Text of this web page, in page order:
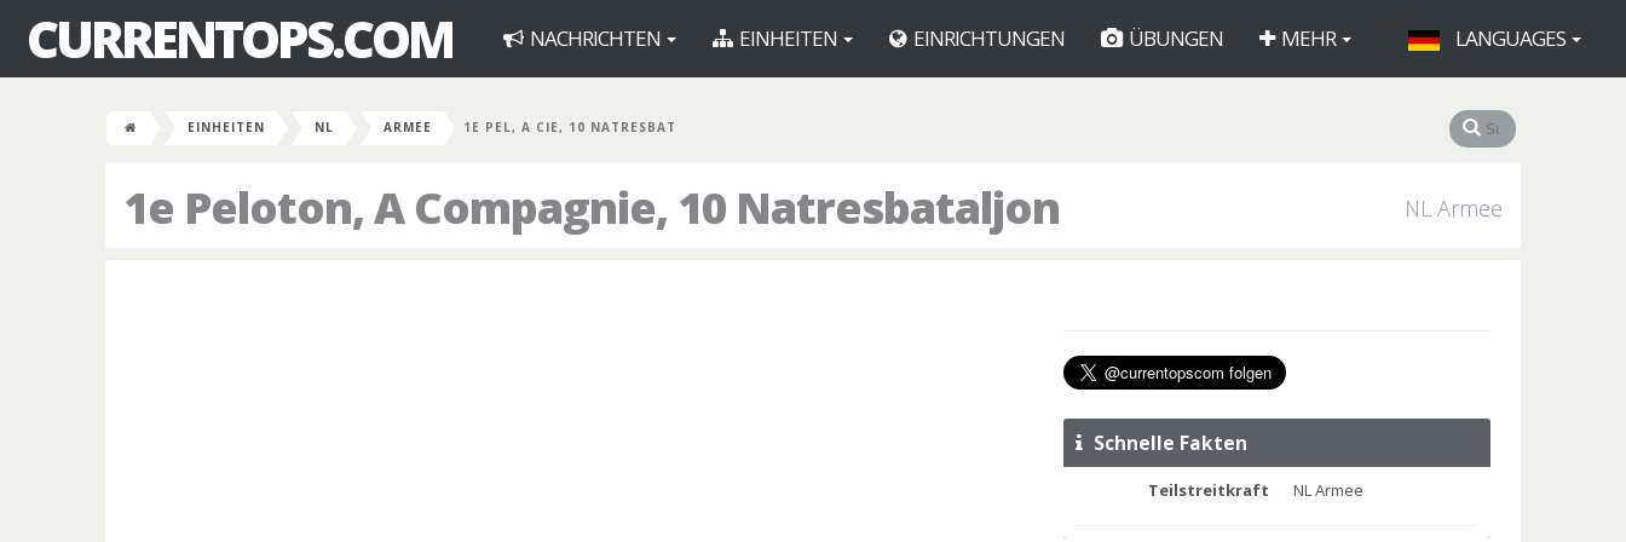
CURRENTOPS.COM NACHRICHTEN EINHEITEN EINRICHTUNGEN ÜBUNGEN MEHR LANGUAGES
EINHEITEN NL ARMEE 1E PEL, A CIE, 10 NATRESBAT
1e Peloton, A Compagnie, 10 Natresbataljon NL Armee
Schnelle Fakten
Teilstreitkraft NL Armee